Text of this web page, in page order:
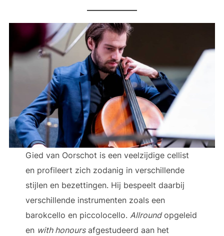
Gied van Oorschot is een veelzijdige cellist
en profileert zich zodanig in verschillende
stijlen en bezettingen. Hij bespeelt daarbij
verschillende instrumenten zoals een
barokcello en piccolocello. Allroundopgeleid
en with honoursafgestudeerd aan het